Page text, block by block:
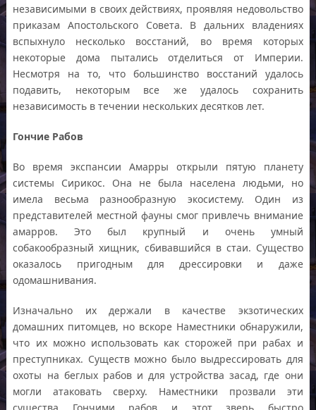
независимыми в своих действиях, проявляя недовольство
приказам Апостольского Совета. В дальних владениях
вспыхнуло несколько восстаний, во время которых
некоторые дома пытались отделиться от Империи.
Несмотря на то, что большинство восстаний удалось
подавить, некоторым все же удалось сохранить
независимость в течении нескольких десятков лет.
Гончие Рабов
Во время экспансии Амарры открыли пятую планету
системы Сирикос. Она не была населена людьми, но
имела весьма разнообразную экосистему. Один из
представителей местной фауны смог привлечь внимание
амарров. Это был крупный и очень умный
собакообразный хищник, сбивавшийся в стаи. Существо
оказалось пригодным для дрессировки и даже
одомашнивания.
Изначально их держали в качестве экзотических
домашних питомцев, но вскоре Наместники обнаружили,
что их можно использовать как сторожей при рабах и
преступниках. Существ можно было выдрессировать для
охоты на беглых рабов и для устройства засад, где они
могли атаковать сверху. Наместники прозвали эти